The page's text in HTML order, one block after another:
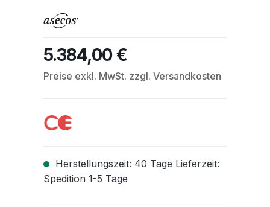
Regulärer Preis:
5.384,00 €
Preise exkl. MwSt. zzgl. Versandkosten
Herstellungszeit: 40 Tage Lieferzeit:
Spedition 1-5 Tage